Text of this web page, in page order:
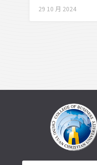
29 10 月 2024